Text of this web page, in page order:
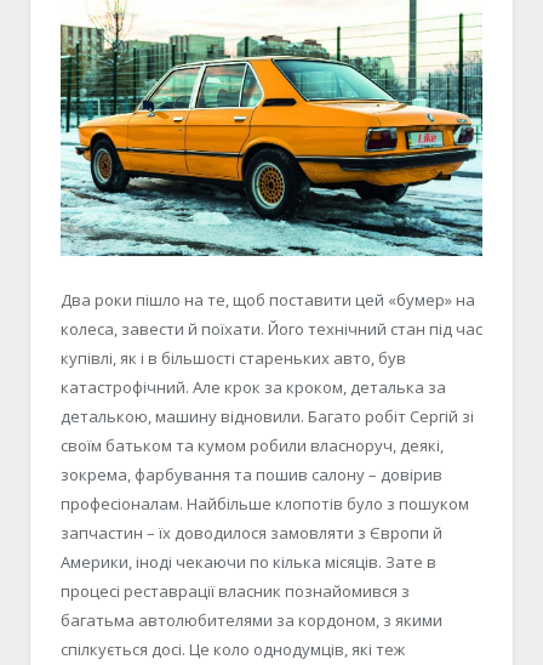
Два роки пішло на те, щоб поставити цей «бумер» на
колеса, завести й поїхати. Його технічний стан під час
купівлі, як і в більшості стареньких авто, був
катастрофічний. Але крок за кроком, деталька за
деталькою, машину відновили. Багато робіт Сергій зі
своїм батьком та кумом робили власноруч, деякі,
зокрема, фарбування та пошив салону – довірив
професіоналам. Найбільше клопотів було з пошуком
запчастин – їх доводилося замовляти з Європи й
Америки, іноді чекаючи по кілька місяців. Зате в
процесі реставрації власник познайомився з
багатьма автолюбителями за кордоном, з якими
спілкується досі. Це коло однодумців, які теж